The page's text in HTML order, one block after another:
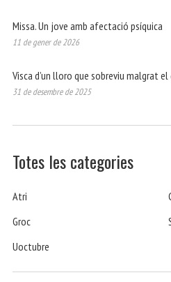
Missa. Un jove amb afectació psíquica
11 de gener de 2026
Visca d’un lloro que sobreviu malgrat
31 de desembre de 2025
Totes les categories
Atri
Groc
Uoctubre